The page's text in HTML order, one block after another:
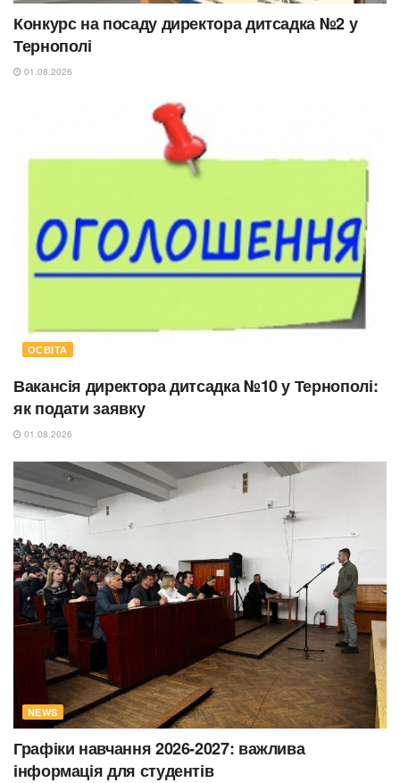
Конкурс на посаду директора дитсадка №2 у
Тернополі
01.08.2026
ОСВІТА
Вакансія директора дитсадка №10 у Тернополі:
як подати заявку
01.08.2026
NEWS
Графіки навчання 2026-2027: важлива
інформація для студентів